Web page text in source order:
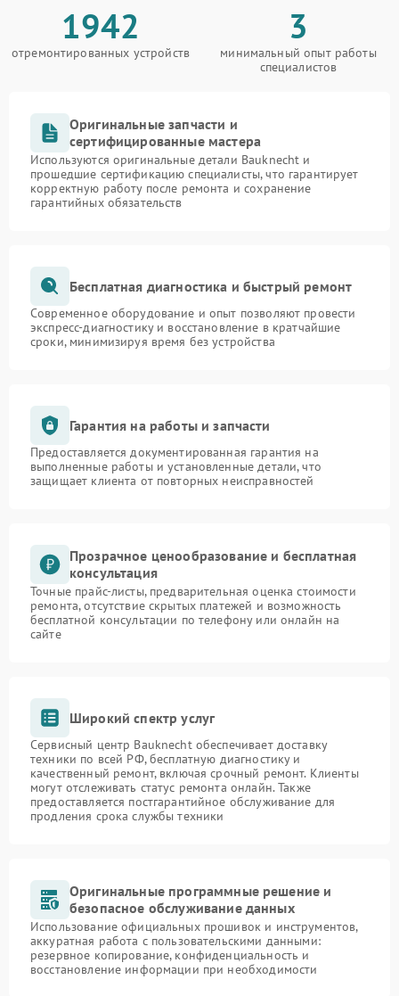
1942
отремонтированных устройств
3
минимальный опыт работы
специалистов
Оригинальные запчасти и
сертифицированные мастера
Используются оригинальные детали Bauknecht и
прошедшие сертификацию специалисты, что гарантирует
корректную работу после ремонта и сохранение
гарантийных обязательств
Бесплатная диагностика и быстрый ремонт
Современное оборудование и опыт позволяют провести
экспресс-диагностику и восстановление в кратчайшие
сроки, минимизируя время без устройства
Гарантия на работы и запчасти
Предоставляется документированная гарантия на
выполненные работы и установленные детали, что
защищает клиента от повторных неисправностей
Прозрачное ценообразование и бесплатная
консультация
Точные прайс-листы, предварительная оценка стоимости
ремонта, отсутствие скрытых платежей и возможность
бесплатной консультации по телефону или онлайн на
сайте
Широкий спектр услуг
Сервисный центр Bauknecht обеспечивает доставку
техники по всей РФ, бесплатную диагностику и
качественный ремонт, включая срочный ремонт. Клиенты
могут отслеживать статус ремонта онлайн. Также
предоставляется постгарантийное обслуживание для
продления срока службы техники
Оригинальные программные решение и
безопасное обслуживание данных
Использование официальных прошивок и инструментов,
аккуратная работа с пользовательскими данными:
резервное копирование, конфиденциальность и
восстановление информации при необходимости